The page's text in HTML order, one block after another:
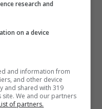
regolano i beni
3 sequestri
e contestuali
illeciti
della salute del
research and
on a device
and information from
and other device
and shared with 319
We and our partners
of partners.